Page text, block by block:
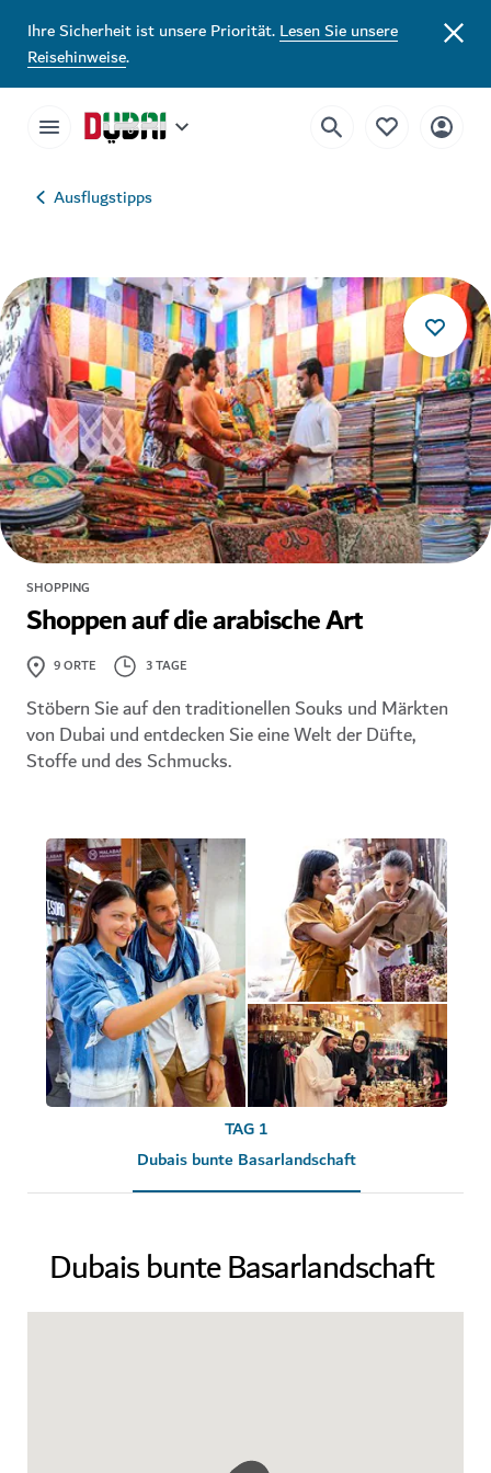
Ihre Sicherheit ist unsere Priorität.Lesen Sie unsere
Reisehinweise.
Ausflugstipps
SHOPPING
Shoppen auf die arabische Art
9ORTE 3 TAGE
Stöbern Sie auf den traditionellen Souks und Märkten
von Dubai und entdecken Sie eine Welt der Düfte,
Stoffe und des Schmucks.
TAG 1
Dubais bunte Basarlandschaft
Dubais bunte Basarlandschaft